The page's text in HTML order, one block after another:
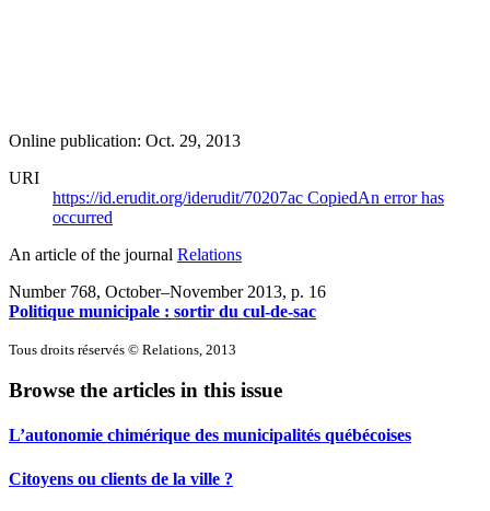
Online publication: Oct. 29, 2013
URI
https://id.erudit.org/iderudit/70207ac CopiedAn error has
occurred
An article of the journal Relations
Number 768, October–November 2013, p. 16
Politique municipale : sortir du cul-de-sac
Tous droits réservés © Relations, 2013
Browse the articles in this issue
L’autonomie chimérique des municipalités québécoises
Citoyens ou clients de la ville ?